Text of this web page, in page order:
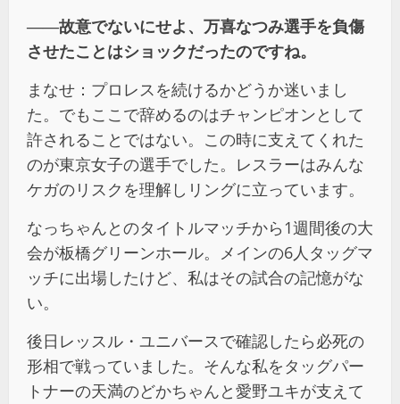
――故意でないにせよ、万喜なつみ選手を負傷
させたことはショックだったのですね。
まなせ：プロレスを続けるかどうか迷いまし
た。でもここで辞めるのはチャンピオンとして
許されることではない。この時に支えてくれた
のが東京女子の選手でした。レスラーはみんな
ケガのリスクを理解しリングに立っています。
なっちゃんとのタイトルマッチから1週間後の大
会が板橋グリーンホール。メインの6人タッグマ
ッチに出場したけど、私はその試合の記憶がな
い。
後日レッスル・ユニバースで確認したら必死の
形相で戦っていました。そんな私をタッグパー
トナーの天満のどかちゃんと愛野ユキが支えて